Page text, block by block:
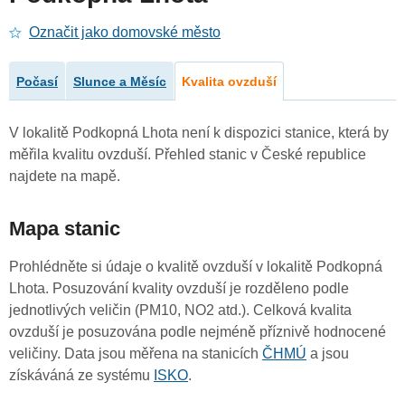
Označit jako domovské město
Počasí Slunce a Měsíc Kvalita ovzduší
V lokalitě Podkopná Lhota není k dispozici stanice, která by
měřila kvalitu ovzduší. Přehled stanic v České republice
najdete na mapě.
Mapa stanic
Prohlédněte si údaje o kvalitě ovzduší v lokalitě Podkopná
Lhota. Posuzování kvality ovzduší je rozděleno podle
jednotlivých veličin (PM10, NO2 atd.). Celková kvalita
ovzduší je posuzována podle nejméně příznivě hodnocené
veličiny. Data jsou měřena na stanicích ČHMÚ a jsou
získáváná ze systému ISKO.